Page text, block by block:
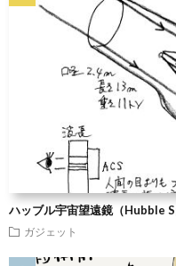
ハッブル宇宙望遠鏡（Hubble
ガジェット